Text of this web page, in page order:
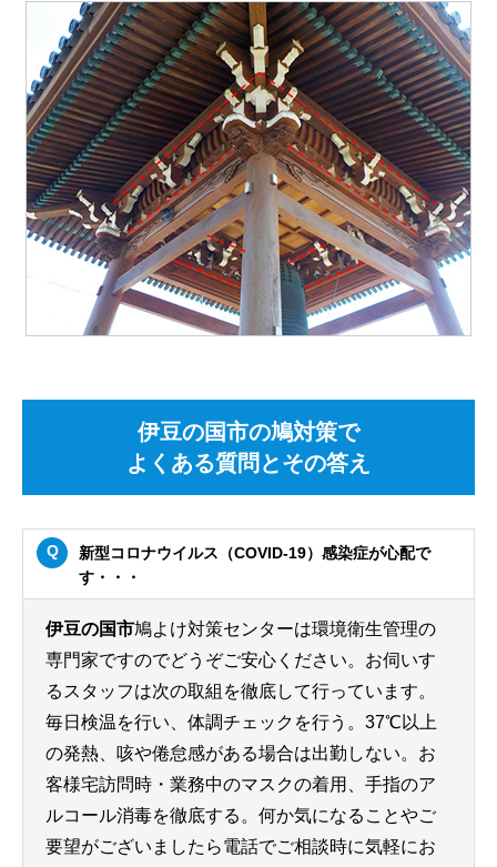
伊豆の国市の鳩対策で
よくある質問とその答え
新型コロナウイルス（COVID-19）感染症が心配で
す・・・
伊豆の国市鳩よけ対策センターは環境衛生管理の
専門家ですのでどうぞご安心ください。お伺いす
るスタッフは次の取組を徹底して行っています。
毎日検温を行い、体調チェックを行う。37℃以上
の発熱、咳や倦怠感がある場合は出勤しない。お
客様宅訪問時・業務中のマスクの着用、手指のア
ルコール消毒を徹底する。何か気になることやご
要望がございましたら電話でご相談時に気軽にお